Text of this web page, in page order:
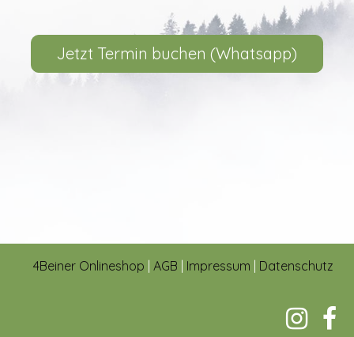
Jetzt Termin buchen (Whatsapp)
4Beiner Onlineshop AGB Impressum Datenschutz